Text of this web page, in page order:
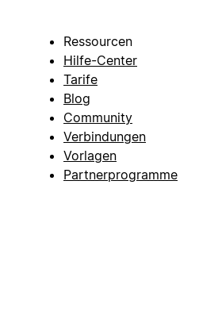
Ressourcen
Hilfe-Center
Tarife
Blog
Community
Verbindungen
Vorlagen
Partnerprogramme